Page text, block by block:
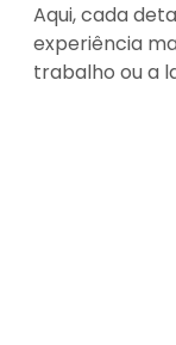
Aqui, cada
experiência
trabalho ou a